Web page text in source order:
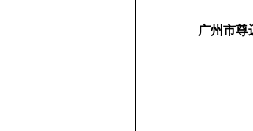
广州市尊